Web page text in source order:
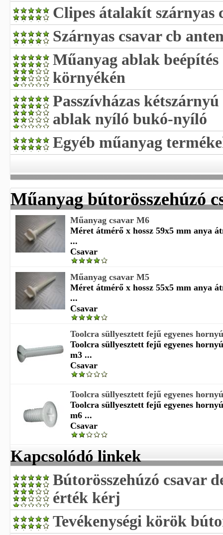
Clipes átalakít szárnyas
Szárnyas csavar cb
Műanyag ablak beépítés
környékén
Passzívházas
ablak nyíló bukó-nyíló
Egyéb műanyag
Műanyag bútorösszehúzó
Műanyag csavar M6
Méret átmérő x hossz 59x5 mm anya
...
Csavar
Műanyag csavar M5
Méret átmérő x hossz 55x5 mm anya
...
Csavar
Toolcra süllyesztett fejű egyenes
Toolcra süllyesztett fejű egyenes
m3 ...
Csavar
Toolcra süllyesztett fejű egyenes
Toolcra süllyesztett fejű egyenes
m6 ...
Csavar
Kapcsolódó linkek
Bútorösszehúzó csavar
érték kérj
Tevékenységi körök